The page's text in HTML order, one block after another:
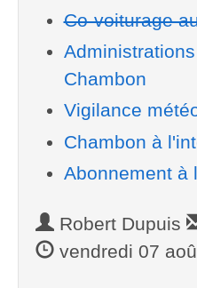
Co-voiturage
Chambon
Vigilance
Chambon à
Abonnement à
Robert Dupuis
vendredi 07